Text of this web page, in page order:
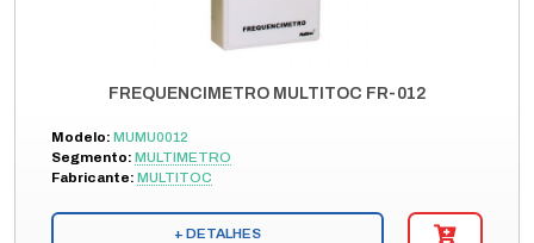
FREQUENCIMETRO MULTITOC FR-012
Modelo: MUMU0012
Segmento: MULTIMETRO
Fabricante: MULTITOC
+ DETALHES